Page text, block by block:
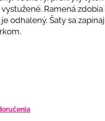
Ramená
odhalený. Šaty sa